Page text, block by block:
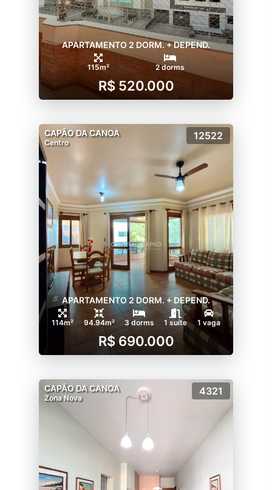
APARTAMENTO 2 DORM. + DEPEND.
115m² 2 dorms
R$ 520.000
CAPÃO DA CANOA
Centro
12522
APARTAMENTO 2 DORM. + DEPEND.
114m² 94.94m² 3 dorms 1 suíte 1 vaga
R$ 690.000
CAPÃO DA CANOA
Zona Nova
4321